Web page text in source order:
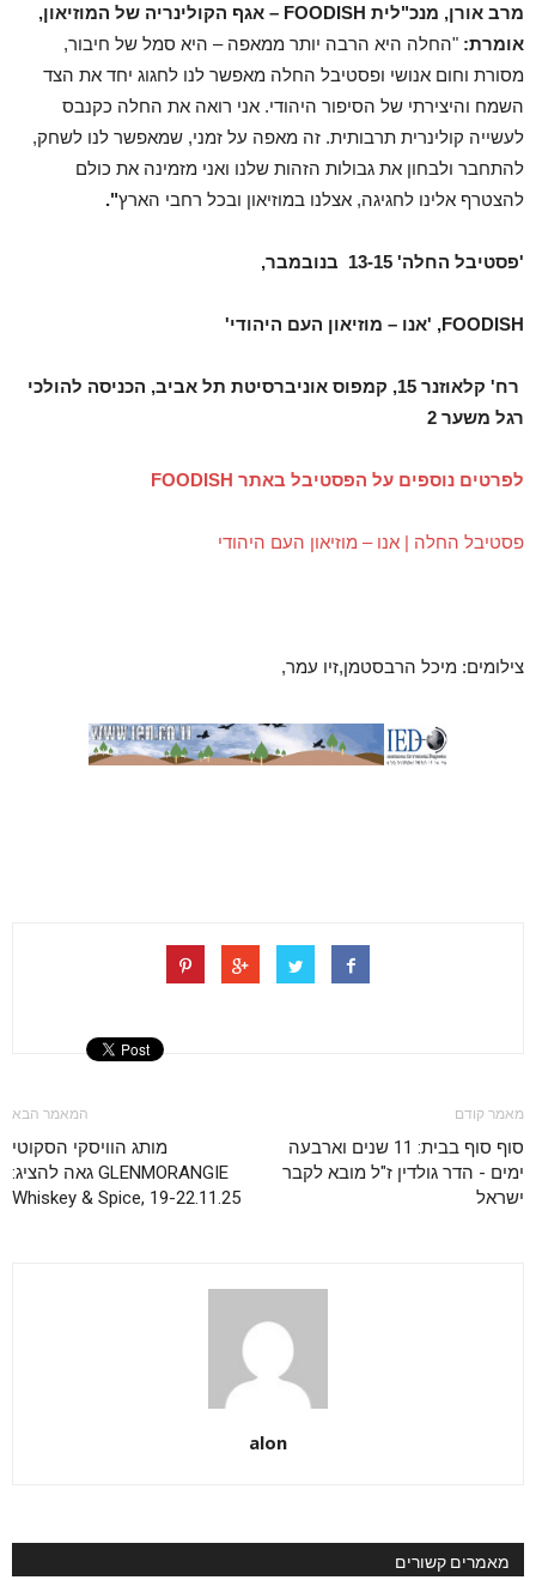
מרב אורן, מנכ"לית FOODISH – אגף הקולינריה של המוזיאון,
אומרת: "‏החלה היא הרבה יותר ממאפה – היא סמל של חיבור,
מסורת וחום אנושי ופסטיבל החלה מאפשר לנו לחגוג יחד את הצד
השמח והיצירתי של הסיפור היהודי. אני רואה את החלה כקנבס
לעשייה קולינרית תרבותית. זה מאפה על זמני, שמאפשר לנו לשחק,
להתחבר ולבחון את גבולות הזהות שלנו ואני מזמינה את כולם
להצטרף אלינו לחגיגה, אצלנו במוזיאון ובכל רחבי הארץ".
'פסטיבל החלה' 13-15 בנובמבר,
FOODISH, 'אנו – מוזיאון העם היהודי'
רח' קלאוזנר 15, קמפוס אוניברסיטת תל אביב, הכניסה להולכי
רגל משער 2
לפרטים נוספים על הפסטיבל באתר FOODISH
פסטיבל החלה | אנו – מוזיאון העם היהודי
צילומים: מיכל הרבסטמן,זיו עמר,
מאמר קודם
סוף סוף בבית: 11 שנים וארבעה
ימים - הדר גולדין ז"ל מובא לקבר
ישראל
המאמר הבא
מותג הוויסקי הסקוטי
GLENMORANGIE גאה להציג:
Whiskey & Spice, 19-22.11.25
alon
מאמרים קשורים